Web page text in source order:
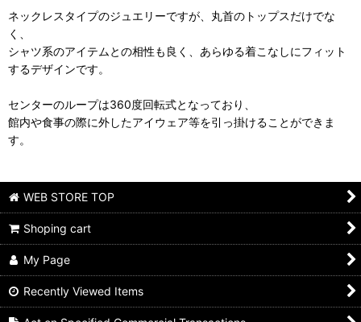
ネックレスタイプのジュエリーですが、丸首のトップスだけでな
く、
シャツ系のアイテムとの相性も良く、あらゆる着こなしにフィット
するデザインです。
センターのループは360度回転式となっており、
館内や食事の際に外したアイウェア等を引っ掛けることができま
す。
WEB STORE TOP
Shoping cart
My Page
Recently Viewed Items